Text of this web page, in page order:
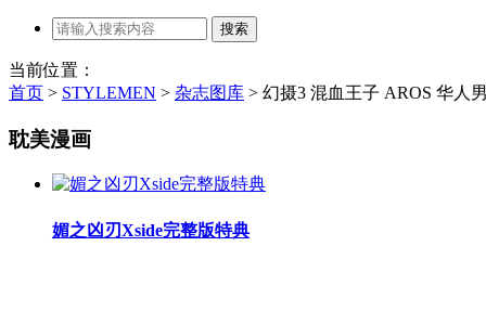
当前位置：
首页 > STYLEMEN > 杂志图库 > 幻摄3 混血王子 AROS 华人
耽美漫画
媚之凶刃Xside完整版特典